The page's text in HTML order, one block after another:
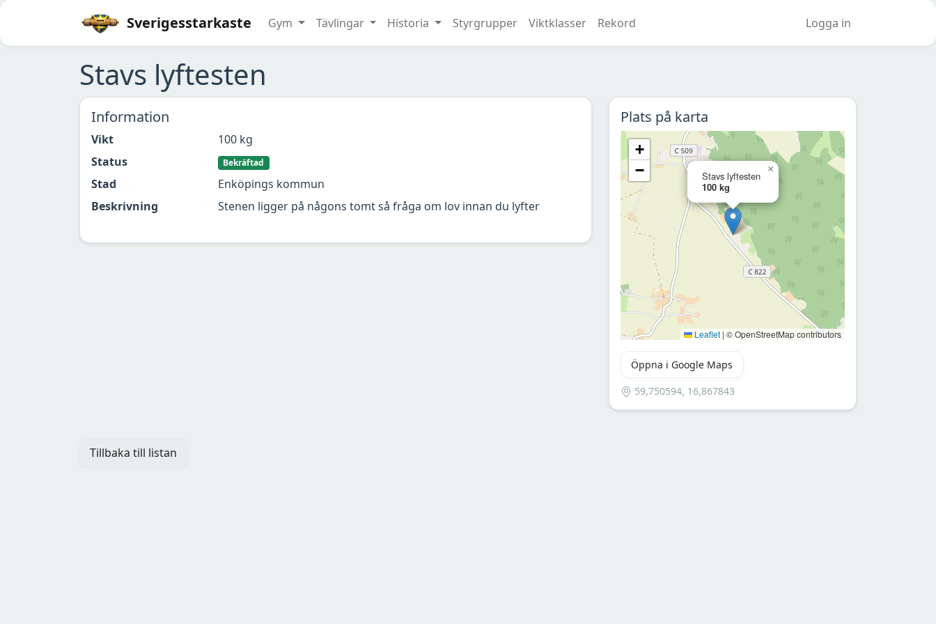
Sverigesstarkaste Gym Tävlingar Historia Styrgrupper Viktklasser Rekord Logga in
Stavs lyftesten
Information
Vikt
100 kg
Status
Bekräftad
Stad
Enköpings kommun
Beskrivning
Stenen ligger på någons tomt så fråga om lov innan du lyfter
Plats på karta
Stavs lyftesten
100 kg
×
+
−
Leaflet | © OpenStreetMap contributors
Öppna i Google Maps
59,750594, 16,867843
Tillbaka till listan